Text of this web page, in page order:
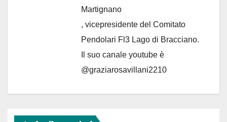
Martignano
, vicepresidente del Comitato
Pendolari Fl3 Lago di Bracciano.
Il suo canale youtube è
@graziarosavillani2210